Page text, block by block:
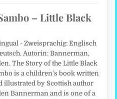
– Little Black
- Zweisprachig: Englisch
Autorin: Bannerman,
The Story of the Little Black
is a children's book written
illustrated by Scottish author
Bannerman and is one of a